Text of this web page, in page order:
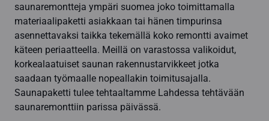
saunaremontteja ympäri suomea joko toimittamalla
materiaalipaketti asiakkaan tai hänen timpurinsa
asennettavaksi taikka tekemällä koko remontti avaimet
käteen periaatteella. Meillä on varastossa valikoidut,
korkealaatuiset saunan rakennustarvikkeet jotka
saadaan työmaalle nopeallakin toimitusajalla.
Saunapaketti tulee tehtaaltamme Lahdessa tehtävään
saunaremonttiin parissa päivässä.